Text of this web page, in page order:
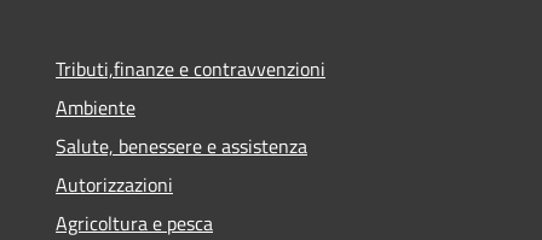
Tributi,finanze e contravvenzioni
Ambiente
Salute, benessere e assistenza
Autorizzazioni
Agricoltura e pesca